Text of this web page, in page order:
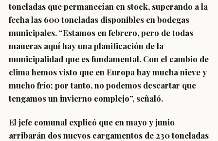
toneladas que permanecían en stock, superando a la
fecha las 600 toneladas disponibles en bodegas
municipales. “Estamos en febrero, pero de todas
maneras aquí hay una planificación de la
municipalidad que es fundamental. Con el cambio de
clima hemos visto que en Europa hay mucha nieve y
mucho frío; por tanto, no podemos descartar que
tengamos un invierno complejo”, señaló.
El jefe comunal explicó que en mayo y junio
arribarán dos nuevos cargamentos de 230 toneladas